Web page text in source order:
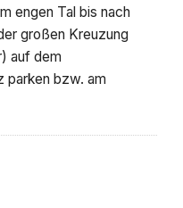
engen Tal bis nach
großen Kreuzung
auf dem
parken bzw. am